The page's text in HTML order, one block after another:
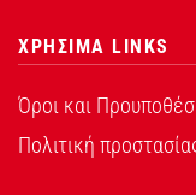
ΧΡΗΣΙΜΑ LINKS
Όροι και
Πολιτική